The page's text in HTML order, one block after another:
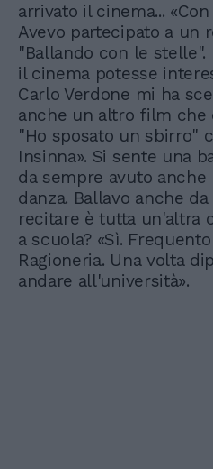
arrivato il cinema...
Avevo partecipato a un
"Ballando con le
il cinema potesse
Carlo Verdone mi ha
anche un altro film che
"Ho sposato un sbirro"
Insinna». Si sente una
da sempre avuto
danza. Ballavo anche
recitare è tutta un'altra
a scuola? «Sì.
Ragioneria. Una volta
andare all'università».